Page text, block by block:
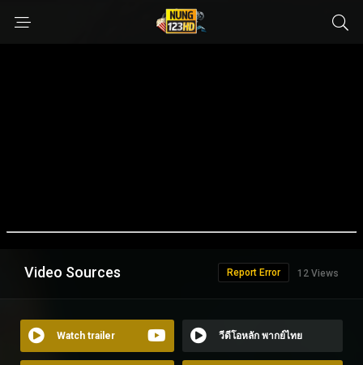
Video Sources 12 Views
Report Error
Watch trailer วีดีโอหลัก พากย์ไทย